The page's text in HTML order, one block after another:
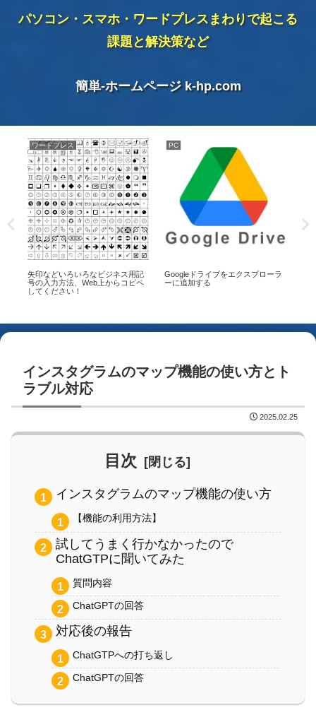
パソコン・スマホ・ワードプレスまわりで起こる
課題と解決策など
簡単-ホームページ k-hp.com
ワードプレス
矢印などいろいろなビジネス用記
号の入力方法、Web上からコピペ
してください！
PC
Googleドライブをエクスプローラ
ーに追加する
インスタグラムのマップ機能の使い方とト
ラブル対応
2025.02.25
目次
インスタグラムのマップ機能の使い方
【機能の利用方法】
試してうまく行かなかったので
ChatGTPに聞いてみた
質問内容
ChatGPTの回答
対応後の報告
ChatGTPへの打ち返し
ChatGPTの回答